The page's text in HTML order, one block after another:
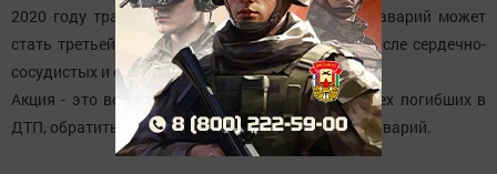
2020 году травматизм в результате дорожных аварий может
стать третьей основной причиной смертности после сердечно-
сосудистых и онкологических заболеваний.
Акция - это возможность еще раз вспомнить всех погибших в
ДТП, обратить внимание на проблему дорожных аварий.